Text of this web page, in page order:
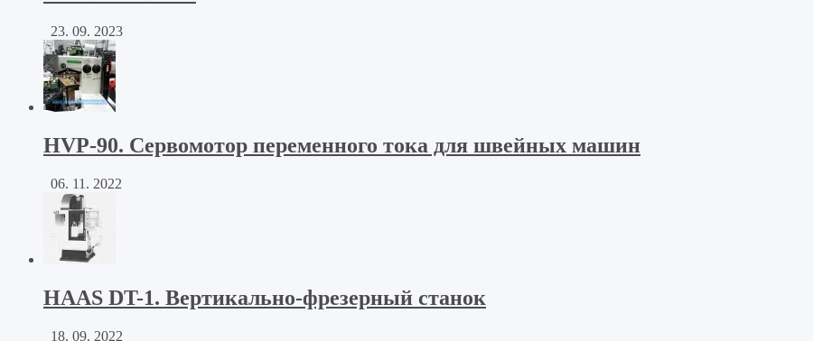
23. 09. 2023
HVP-90. Сервомотор переменного тока для швейных машин
06. 11. 2022
HAAS DT-1. Вертикально-фрезерный станок
18. 09. 2022